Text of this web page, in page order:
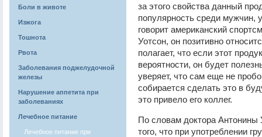
Боли в животе
Изжога
Тошнота
Рвота
Заболевания поджелудочной
железы
Нарушение аппетита при
заболеваниях
Лечебное питание
Лечебное питание при
за этого свойства данный
популярность среди мужчин,
говорит американский
Уотсон, он позитивно
полагает, что если этот
вероятности, он будет
уверяет, что сам еще не
собирается сделать это в
это привело его коллег.
По словам доктора Антонины
того, что при употреблении